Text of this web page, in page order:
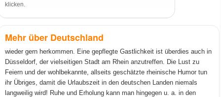
klicken.
Mehr über Deutschland
wieder gern herkommen. Eine gepflegte Gastlichkeit ist überdies auch in
Düsseldorf, der vielseitigen Stadt am Rhein anzutreffen. Die Lust zu
Feiern und der wohlbekannte, allseits geschätzte rheinische Humor tun
ihr Übriges, damit die Urlaubszeit in den deutschen Landen niemals
langweilig wird! Ruhe und Erholung kann man hingegen u. a. in den